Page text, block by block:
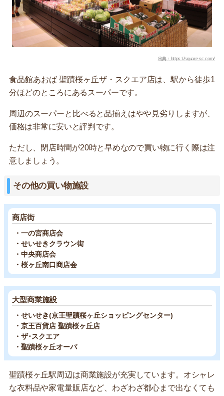
出典：https://square-sc.com/
食品館あおば 聖蹟桜ヶ丘ザ・スクエア店は、駅から徒歩1
分ほどのところにあるスーパーです。
周辺のスーパーと比べると品揃えはやや見劣りしますが、
価格は非常に安いと評判です。
ただし、閉店時間が20時と早めなので買い物に行く際は注
意しましょう。
その他の買い物施設
商店街
・一の宮商店会
・せいせきクラウン街
・中央商店会
・桜ヶ丘南口商店会
大型商業施設
・せいせき(京王聖蹟桜ヶ丘ショッピングセンター)
・京王百貨店 聖蹟桜ヶ丘店
・ザ･スクエア
・聖蹟桜ヶ丘オーパ
聖蹟桜ヶ丘駅周辺は商業施設が充実しています。オシャレ
な衣料品や家電量販店など、わざわざ都心まで出なくても